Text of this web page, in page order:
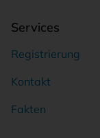
Services
Registrierung
Kontakt
Fakten